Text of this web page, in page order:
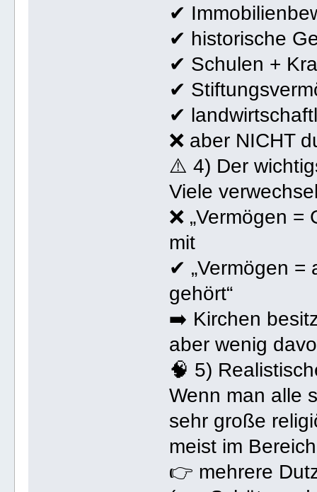
✔
✔ historische
✔ Schulen +
✔
✔
❌ aber NICHT
⚠️ 4) Der
Viele
❌ „Vermögen =
mit
✔ „Vermögen =
gehört“
➡️ Kirchen
aber wenig
🧠 5)
Wenn man alle
sehr große
meist im
👉 mehrere